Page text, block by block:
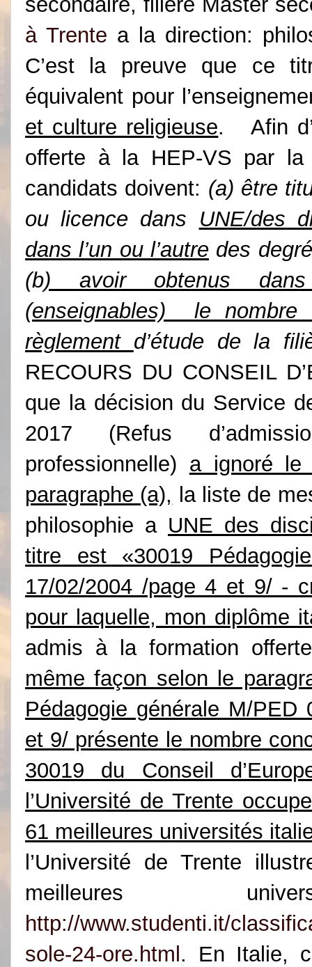
à Trente a la direction:
C’est la preuve que ce
équivalent pour
et culture religieuse. Afin
offerte à la HEP-VS par la
candidats doivent: (a) être
ou licence dans UNE/des
dans l’un ou l’autre des
(b) avoir obtenus
(enseignables) le
règlement d’étude de la
RECOURS DU CONSEIL
que la décision du Service
2017 (Refus
professionnelle) a ignoré le
paragraphe (a), la liste de
philosophie a UNE des
titre est «30019
17/02/2004 /page 4 et 9/ -
pour laquelle, mon diplôme
admis à la formation
même façon selon le
Pédagogie générale M/
et 9/ présente le nombre
30019 du Conseil
l’Université de Trente
61 meilleures universités
l’Université de Trente
meilleures
http://www.studenti.it/
sole-24-ore.html . En Italie,